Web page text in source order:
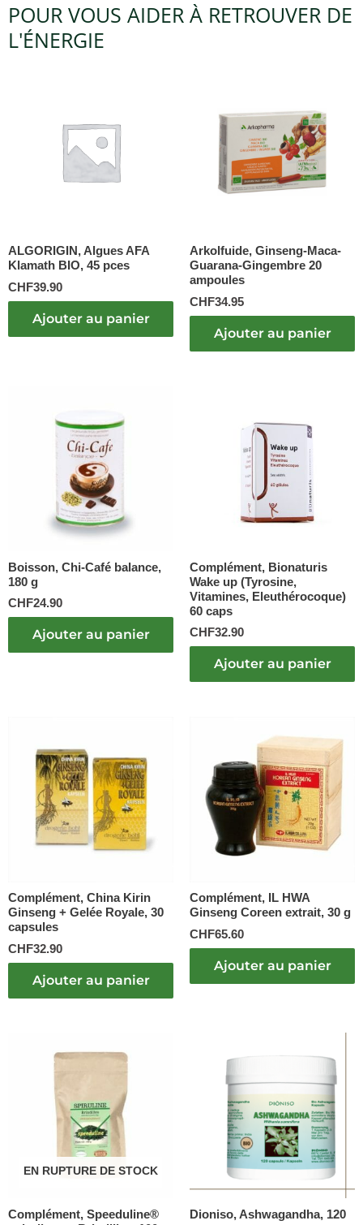
POUR VOUS AIDER À RETROUVER DE
L'ÉNERGIE
ALGORIGIN, Algues AFA
Klamath BIO, 45 pces
CHF39.90
Ajouter au panier
Arkolfuide, Ginseng-Maca-
Guarana-Gingembre 20
ampoules
CHF34.95
Ajouter au panier
Boisson, Chi-Café balance,
180 g
CHF24.90
Ajouter au panier
Complément, Bionaturis
Wake up (Tyrosine,
Vitamines, Eleuthérocoque)
60 caps
CHF32.90
Ajouter au panier
Complément, China Kirin
Ginseng + Gelée Royale, 30
capsules
CHF32.90
Ajouter au panier
Complément, IL HWA
Ginseng Coreen extrait, 30 g
CHF65.60
Ajouter au panier
EN RUPTURE DE STOCK
Complément, Speeduline®
Dioniso, Ashwagandha, 120
de
prix :
à
variations.
peuvent
choisies
sur